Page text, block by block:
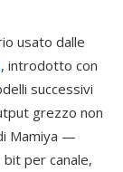
usato dalle
, introdotto con
successivi
grezzo non
Mamiya —
per canale,